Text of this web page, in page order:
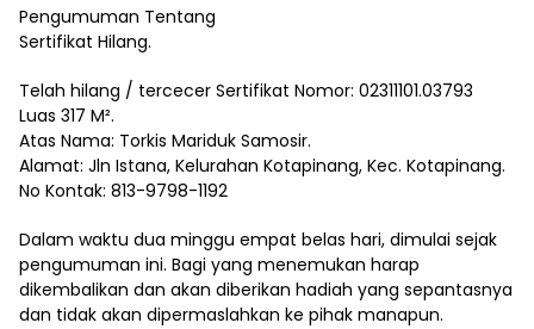
Pengumuman Tentang
Sertifikat Hilang.
Telah hilang / tercecer Sertifikat Nomor: 02311101.03793
Luas 317 M².
Atas Nama: Torkis Mariduk Samosir.
Alamat: Jln Istana, Kelurahan Kotapinang, Kec. Kotapinang.
No Kontak: 813-9798-1192
Dalam waktu dua minggu empat belas hari, dimulai sejak
pengumuman ini. Bagi yang menemukan harap
dikembalikan dan akan diberikan hadiah yang sepantasnya
dan tidak akan dipermaslahkan ke pihak manapun.